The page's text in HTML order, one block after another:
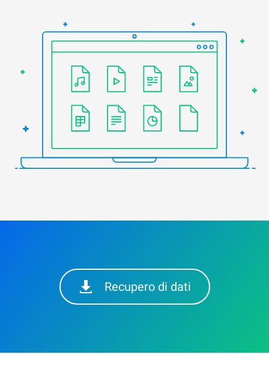
Recupero di dati